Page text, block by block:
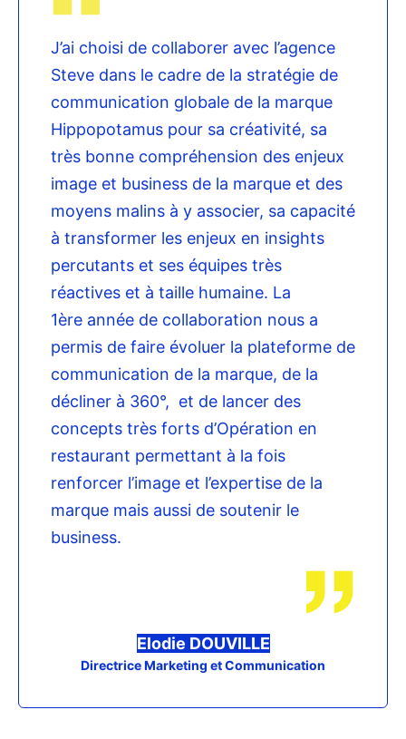
J’ai choisi de collaborer avec l’agence
Steve dans le cadre de la stratégie de
communication globale de la marque
Hippopotamus pour sa créativité, sa
très bonne compréhension des enjeux
image et business de la marque et des
moyens malins à y associer, sa capacité
à transformer les enjeux en insights
percutants et ses équipes très
réactives et à taille humaine. La
1ère année de collaboration nous a
permis de faire évoluer la plateforme de
communication de la marque, de la
décliner à 360°, et de lancer des
concepts très forts d’Opération en
restaurant permettant à la fois
renforcer l’image et l’expertise de la
marque mais aussi de soutenir le
business.
Elodie DOUVILLE
Directrice Marketing et Communication